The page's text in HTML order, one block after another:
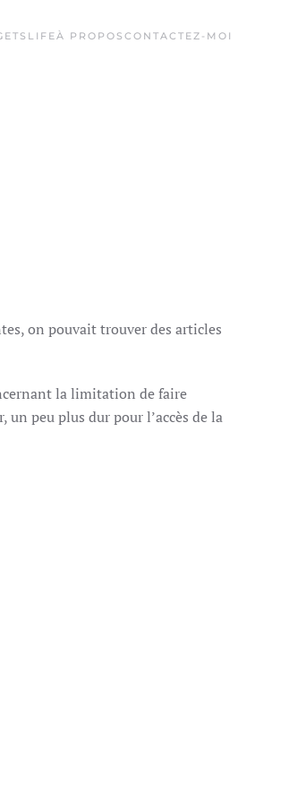
LIFEÀ PROPOS CONTACTEZ-MOI
on pouvait trouver des articles
la limitation de faire
peu plus dur pour l’accès de la